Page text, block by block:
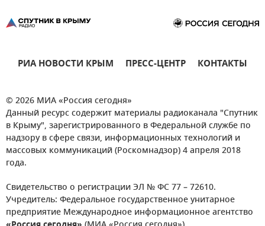
РИА НОВОСТИ КРЫМ ПРЕСС-ЦЕНТР КОНТАКТЫ
© 2026 МИА «Россия сегодня»
Данный ресурс содержит материалы радиоканала "Спутник
в Крыму", зарегистрированного в Федеральной службе по
надзору в сфере связи, информационных технологий и
массовых коммуникаций (Роскомнадзор) 4 апреля 2018
года.
Свидетельство о регистрации ЭЛ № ФС 77 – 72610.
Учредитель: Федеральное государственное унитарное
предприятие Международное информационное агентство